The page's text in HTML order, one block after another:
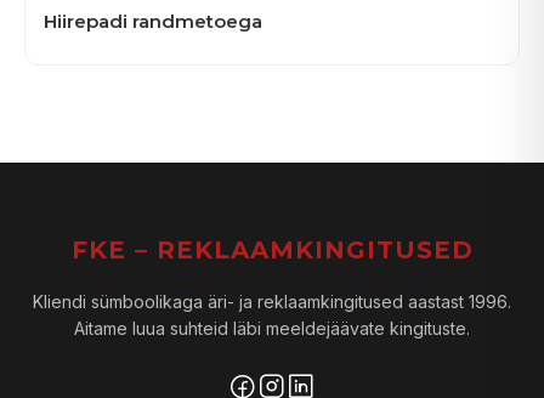
Hiirepadi randmetoega
FKE – REKLAAMKINGITUSED
Kliendi sümboolikaga äri- ja reklaamkingitused aastast 1996.
Aitame luua suhteid läbi meeldejäävate kingituste.